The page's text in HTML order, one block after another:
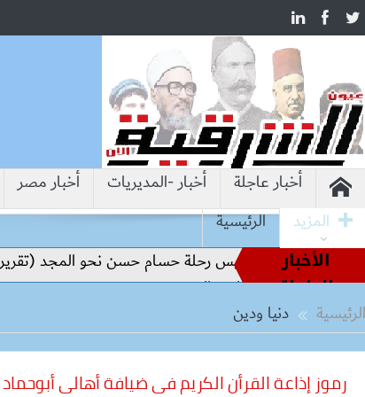
أخبار عاجلة أخبار -المديريات أخبار مصر
المزيد
الرئيسية
الأخبار
العاجلة
كواليس رحلة حسام حسن نحو المجد (تقرير) 10 زيادات في 10 سنوات.. هل حان الوقت لرفع دعم البنزين نهائيا؟
اليوم السبت 8 -8-2026
الرئيسية دنيا ودين
رموز إذاعة القرأن الكريم فى ضيافة أهالى أبوحماد